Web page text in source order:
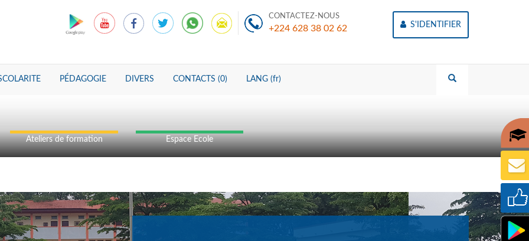
CONTACTEZ-NOUS
+224 628 38 02 62 S'IDENTIFIER
PÉDAGOGIE DIVERS CONTACTS (0) LANG (fr)
Ateliers de formation Espace Ecole